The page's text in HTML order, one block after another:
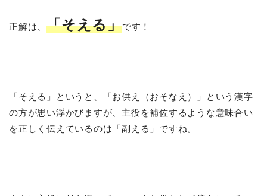
正解は、「そえる」です！
「そえる」というと、「お供え（おそなえ）」という漢字
の方が思い浮かびますが、主役を補佐するような意味合い
を正しく伝えているのは「副える」ですね。